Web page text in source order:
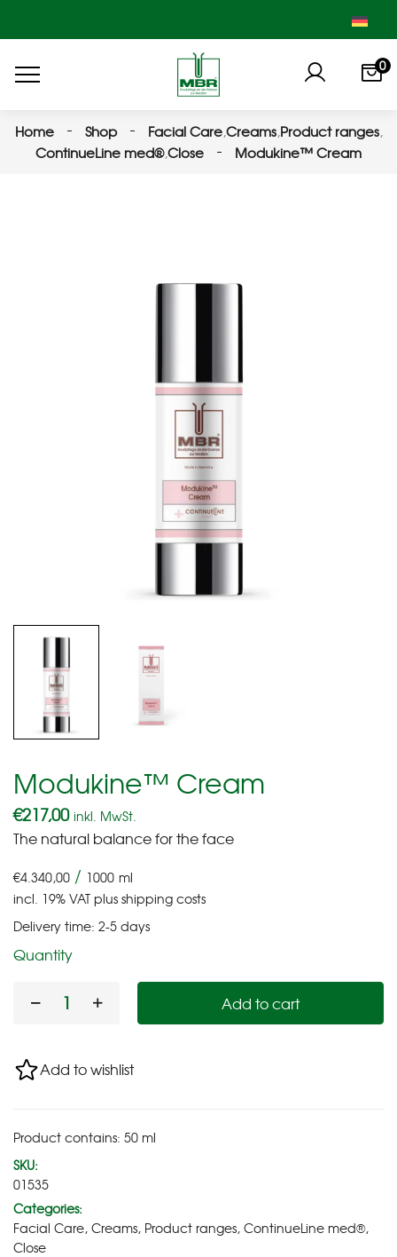
0
Home Shop Facial Care,Creams,Product ranges,
ContinueLine med®,Close Modukine™ Cream
Modukine™ Cream
€217,00 inkl. MwSt.
The natural balance for the face
€4.340,00 / 1000 ml
incl. 19% VATplusshipping costs
Delivery time: 2-5 days
Quantity
Add to cart
Add to wishlist
Product contains: 50ml
SKU:
01535
Categories:
Facial Care, Creams, Product ranges, ContinueLine med®,
Close